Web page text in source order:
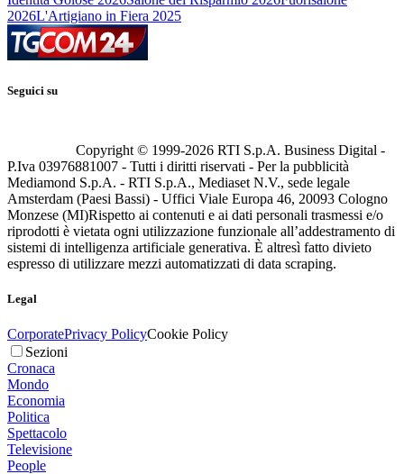
2026L'Artigiano in Fiera 2025
Seguici su
Copyright © 1999-2026 RTI S.p.A. Business Digital -
P.Iva 03976881007 - Tutti i diritti riservati - Per la pubblicità
Mediamond S.p.A. - RTI S.p.A., Mediaset N.V., sede legale
Amsterdam (Paesi Bassi) - Uffici Viale Europa 46, 20093 Cologno
Monzese (MI)Rispetto ai contenuti e ai dati personali trasmessi e/o
riprodotti è vietata ogni utilizzazione funzionale all’addestramento di
sistemi di intelligenza artificiale generativa. È altresì fatto divieto
espresso di utilizzare mezzi automatizzati di data scraping.
Legal
CorporatePrivacy PolicyCookie Policy
Sezioni
Cronaca
Mondo
Economia
Politica
Spettacolo
Televisione
People